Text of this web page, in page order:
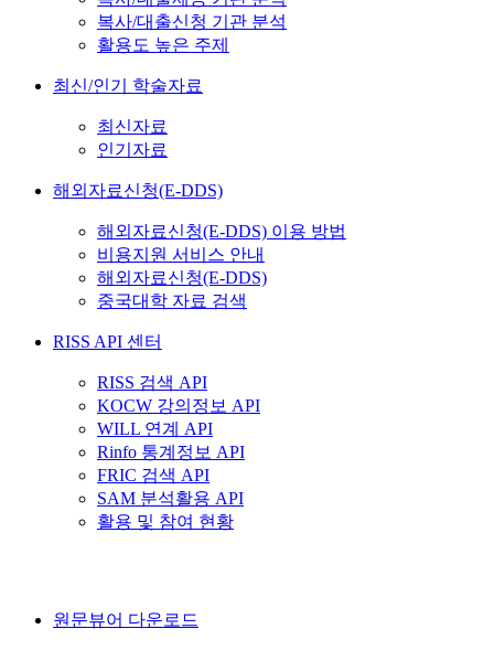
복사/대출신청 기관 분석
활용도 높은 주제
최신/인기 학술자료
최신자료
인기자료
해외자료신청(E-DDS)
해외자료신청(E-DDS) 이용 방법
비용지원 서비스 안내
해외자료신청(E-DDS)
중국대학 자료 검색
RISS API 센터
RISS 검색 API
KOCW 강의정보 API
WILL 연계 API
Rinfo 통계정보 API
FRIC 검색 API
SAM 분석활용 API
활용 및 참여 현황
원문뷰어 다운로드